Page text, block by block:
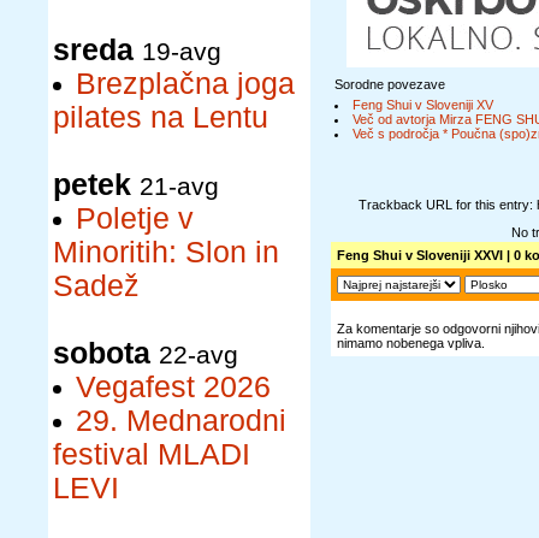
sreda 19-avg
Brezplačna joga
pilates na Lentu
petek 21-avg
Poletje v
Minoritih: Slon in
Sadež
sobota 22-avg
Vegafest 2026
29. Mednarodni
festival MLADI
LEVI
Sorodne povezave
Feng Shui v Sloveniji XV
Več od avtorja Mirza FENG
Več s področja * Poučna
Trackback URL for this entry:
No
Feng Shui v Sloveniji XXVI | 0
Za komentarje so odgovorni
nimamo nobenega vpliva.